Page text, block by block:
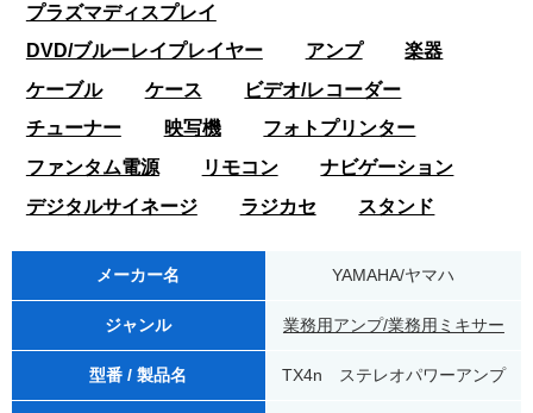
プラズマディスプレイ
DVD/ブルーレイプレイヤー
アンプ
楽器
ケーブル
ケース
ビデオ/レコーダー
チューナー
映写機
フォトプリンター
ファンタム電源
リモコン
ナビゲーション
デジタルサイネージ
ラジカセ スタンド
メーカー名 YAMAHA/ヤマハ
ジャンル 業務用アンプ/業務用ミキサー
型番 / 製品名 TX4n ステレオパワーアンプ